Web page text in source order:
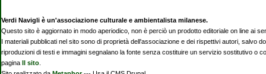
Verdi Navigli è un'associazione culturale e ambientalista milanese.
Questo sito è aggiornato in modo aperiodico, non è perciò un prodotto editoriale on line ai
I materiali pubblicati nel sito sono di proprietà dell'associazione e dei rispettivi autori, salvo
riproduzioni di testi e immagini segnalano la fonte senza costituire un servizio sostitutivo o
pagina Il sito